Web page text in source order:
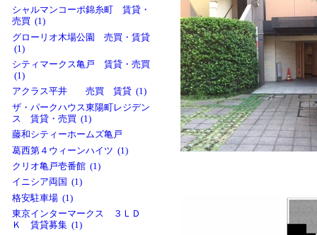
シャルマンコーポ錦糸町 賃貸・
売買 (1)
グローリオ木場公園 売買・賃貸
(1)
シティマークス亀戸 賃貸・売買
(1)
アクラス平井 売買 賃貸 (1)
ザ・パークハウス東陽町レジデン
ス 賃貸・売買 (1)
藤和シティーホームズ亀戸
葛西第４ウィーンハイツ (1)
クリオ亀戸壱番館 (1)
イニシア両国 (1)
格安駐車場 (1)
東京インターマークス ３ＬＤ
Ｋ 賃貸募集 (1)